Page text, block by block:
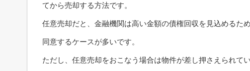
てから売却する方法です。
任意売却だと、金融機関は高い金額の債権回収を見込めるため
同意するケースが多いです。
ただし、任意売却をおこなう場合は物件が差し押さえられて